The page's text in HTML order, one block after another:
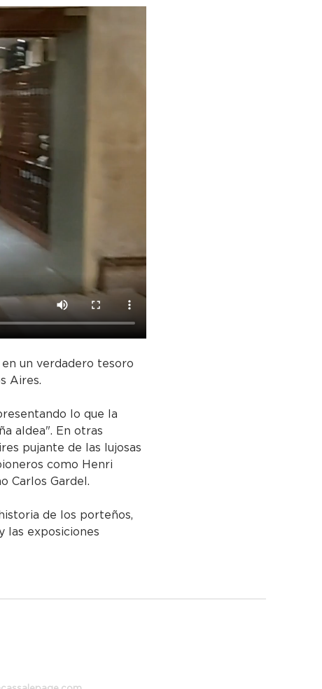
un verdadero tesoro
Aires.
lo que la
aldea". En otras
pujante de las lujosas
como Henri
Carlos Gardel.
de los porteños,
las exposiciones